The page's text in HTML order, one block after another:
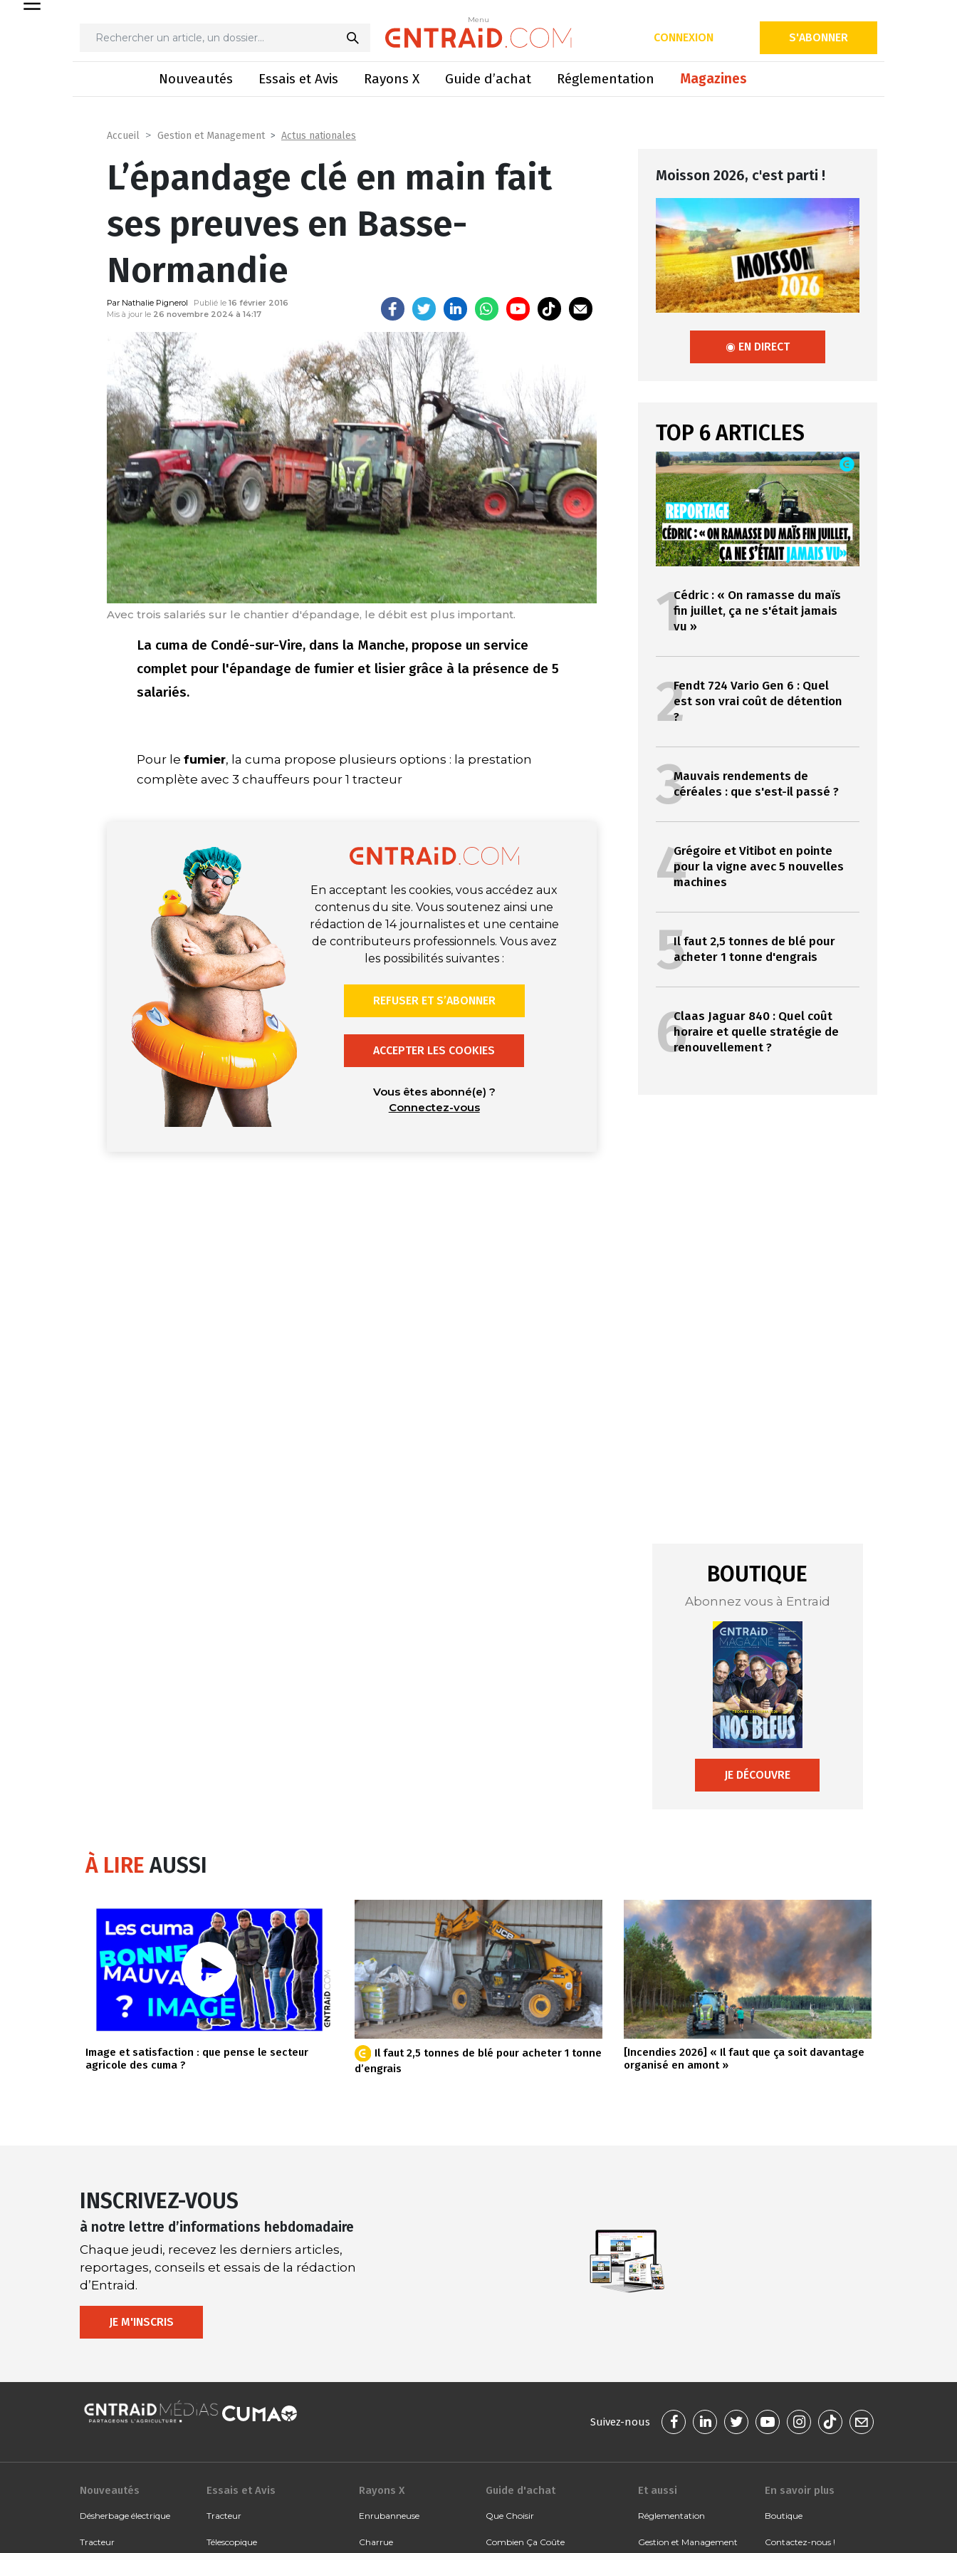
Menu
CONNEXION S'ABONNER
Nouveautés Essais et Avis Rayons X Guide d’achat Réglementation Magazines
Menu
L’épandage clé en main fait ses preuves en Basse-Normandie
Accueil Gestion et Management Actus nationales
L’épandage clé en main fait
ses preuves en Basse-
Normandie
Par Nathalie Pignerol Publié le 16 février 2016
Mis à jour le 26 novembre 2024 à 14:17
Avec trois salariés sur le chantier d'épandage, le débit est plus important.
La cuma de Condé-sur-Vire, dans la Manche, propose un service
complet pour l'épandage de fumier et lisier grâce à la présence de 5
salariés.
Pour le fumier, la cuma propose plusieurs options : la prestation
complète avec 3 chauffeurs pour 1 tracteur
En acceptant les cookies, vous accédez aux
contenus du site. Vous soutenez ainsi une
rédaction de 14 journalistes et une centaine
de contributeurs professionnels. Vous avez
les possibilités suivantes :
REFUSER ET S’ABONNER
ACCEPTER LES COOKIES
Vous êtes abonné(e) ?
Connectez-vous
Moisson 2026, c'est parti !
◉ EN DIRECT
TOP 6 ARTICLES
1Cédric : « On ramasse du maïs
fin juillet, ça ne s'était jamais
vu »
2Fendt 724 Vario Gen 6 : Quel
est son vrai coût de détention
?
3Mauvais rendements de
céréales : que s'est-il passé ?
4Grégoire et Vitibot en pointe
pour la vigne avec 5 nouvelles
machines
5Il faut 2,5 tonnes de blé pour
acheter 1 tonne d'engrais
6Claas Jaguar 840 : Quel coût
horaire et quelle stratégie de
renouvellement ?
BOUTIQUE
Abonnez vous à Entraid
JE DÉCOUVRE
À LIREAUSSI
Image et satisfaction : que pense le secteur
agricole des cuma ?
Il faut 2,5 tonnes de blé pour acheter 1 tonne
d’engrais
[Incendies 2026] « Il faut que ça soit davantage
organisé en amont »
INSCRIVEZ-VOUS
à notre lettre d’informations hebdomadaire
Chaque jeudi, recevez les derniers articles,
reportages, conseils et essais de la rédaction
d’Entraid.
JE M'INSCRIS
Suivez-nous
Nouveautés
Désherbage électrique
Tracteur
Essais et Avis
Tracteur
Télescopique
Rayons X
Enrubanneuse
Charrue
Guide d'achat
Que Choisir
Combien Ça Coûte
Et aussi
Réglementation
Gestion et Management
En savoir plus
Boutique
Contactez-nous !